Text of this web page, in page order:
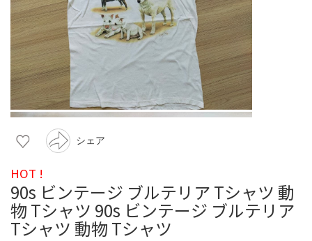
シェア
HOT !
90s ビンテージ ブルテリア Tシャツ 動
物 Tシャツ 90s ビンテージ ブルテリア
Tシャツ 動物 Tシャツ